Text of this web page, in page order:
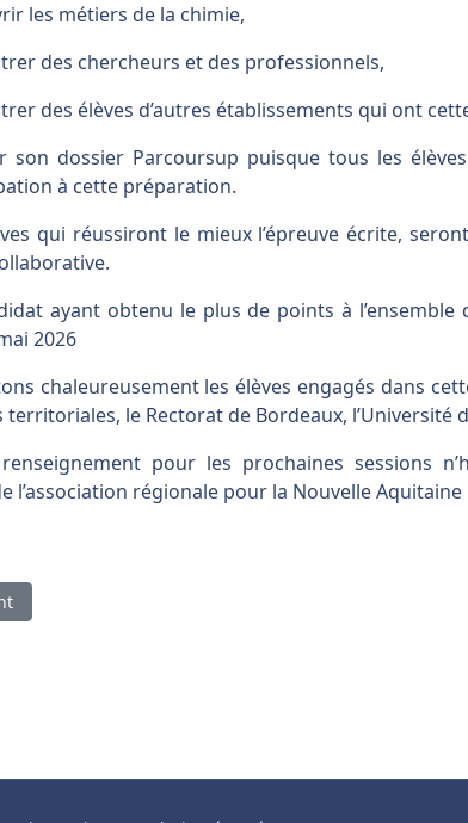
les métiers de la chimie,
des chercheurs et des professionnels,
des élèves d’autres établissements qui ont
son dossier Parcoursup puisque tous les
à cette préparation.
qui réussiront le mieux l’épreuve écrite,
ayant obtenu le plus de points à
2026
chaleureusement les élèves engagés dans
territoriales, le Rectorat de Bordeaux,
pour les prochaines sessions
l’association régionale pour la Nouvelle Aquitaine
: Forum des Métiers de la Chimie